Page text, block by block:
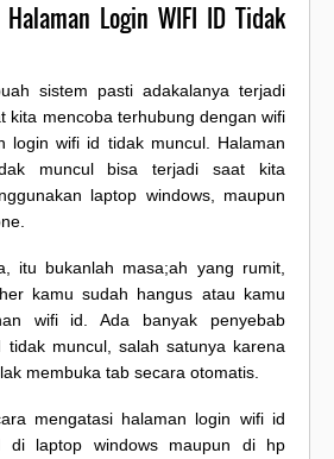
Login WIFI ID Tidak
sistem pasti adakalanya terjadi
kita mencoba terhubung dengan wifi
login wifi id tidak muncul. Halaman
muncul bisa terjadi saat kita
laptop windows, maupun
itu bukanlah masa;ah yang rumit,
kamu sudah hangus atau kamu
wifi id. Ada banyak penyebab
tidak muncul, salah satunya karena
membuka tab secara otomatis.
mengatasi halaman login wifi id
di laptop windows maupun di hp